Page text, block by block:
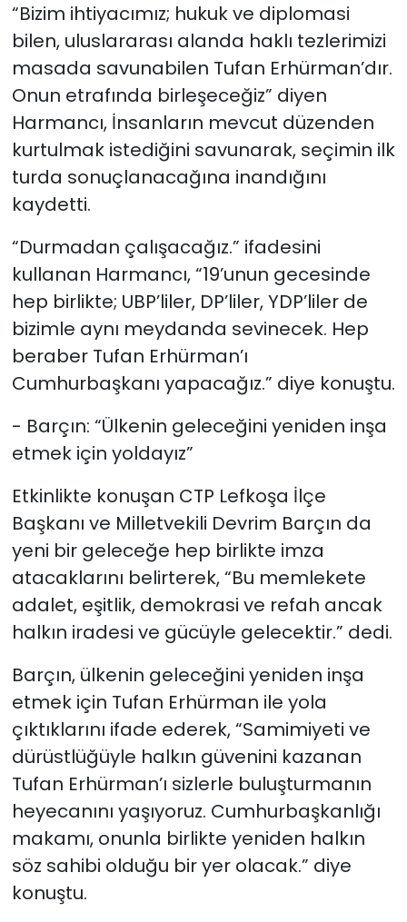
“Bizim ihtiyacımız; hukuk ve diplomasi
bilen, uluslararası alanda haklı tezlerimizi
masada savunabilen Tufan Erhürman’dır.
Onun etrafında birleşeceğiz” diyen
Harmancı, İnsanların mevcut düzenden
kurtulmak istediğini savunarak, seçimin ilk
turda sonuçlanacağına inandığını
kaydetti.
“Durmadan çalışacağız.” ifadesini
kullanan Harmancı, “19’unun gecesinde
hep birlikte; UBP’liler, DP’liler, YDP’liler de
bizimle aynı meydanda sevinecek. Hep
beraber Tufan Erhürman’ı
Cumhurbaşkanı yapacağız.” diye konuştu.
- Barçın: “Ülkenin geleceğini yeniden inşa
etmek için yoldayız”
Etkinlikte konuşan CTP Lefkoşa İlçe
Başkanı ve Milletvekili Devrim Barçın da
yeni bir geleceğe hep birlikte imza
atacaklarını belirterek, “Bu memlekete
adalet, eşitlik, demokrasi ve refah ancak
halkın iradesi ve gücüyle gelecektir.” dedi.
Barçın, ülkenin geleceğini yeniden inşa
etmek için Tufan Erhürman ile yola
çıktıklarını ifade ederek, “Samimiyeti ve
dürüstlüğüyle halkın güvenini kazanan
Tufan Erhürman’ı sizlerle buluşturmanın
heyecanını yaşıyoruz. Cumhurbaşkanlığı
makamı, onunla birlikte yeniden halkın
söz sahibi olduğu bir yer olacak.” diye
konuştu.